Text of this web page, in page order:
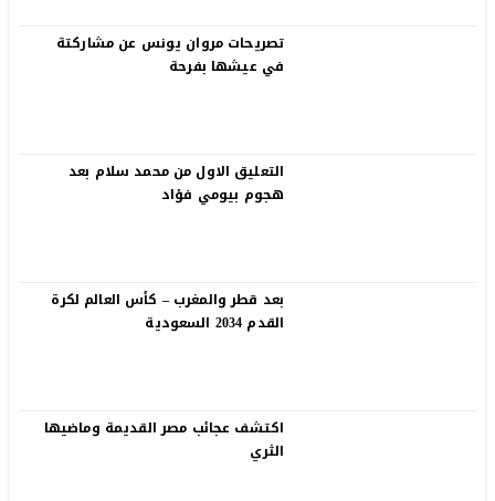
تصريحات مروان يونس عن مشاركتة
في عيشها بفرحة
التعليق الاول من محمد سلام بعد
هجوم بيومي فؤاد
بعد قطر والمغرب – كأس العالم لكرة
القدم 2034 السعودية
اكتشف عجائب مصر القديمة وماضيها
الثري